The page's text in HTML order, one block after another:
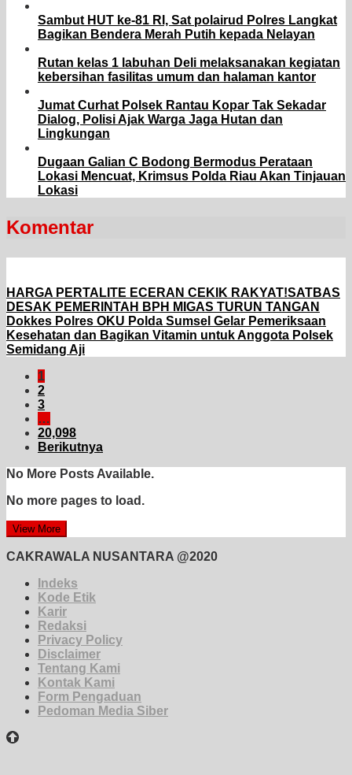
Sambut HUT ke-81 RI, Sat polairud Polres Langkat
Bagikan Bendera Merah Putih kepada Nelayan
Rutan kelas 1 labuhan Deli melaksanakan kegiatan
kebersihan fasilitas umum dan halaman kantor
Jumat Curhat Polsek Rantau Kopar Tak Sekadar
Dialog, Polisi Ajak Warga Jaga Hutan dan
Lingkungan
Dugaan Galian C Bodong Bermodus Perataan
Lokasi Mencuat, Krimsus Polda Riau Akan Tinjauan
Lokasi
Komentar
HARGA PERTALITE ECERAN CEKIK RAKYAT!SATBAS
DESAK PEMERINTAH BPH MIGAS TURUN TANGAN
Dokkes Polres OKU Polda Sumsel Gelar Pemeriksaan
Kesehatan dan Bagikan Vitamin untuk Anggota Polsek
Semidang Aji
1
2
3
…
20,098
Berikutnya
No More Posts Available.
No more pages to load.
View More
CAKRAWALA NUSANTARA @2020
Indeks
Kode Etik
Karir
Redaksi
Privacy Policy
Disclaimer
Tentang Kami
Kontak Kami
Form Pengaduan
Pedoman Media Siber